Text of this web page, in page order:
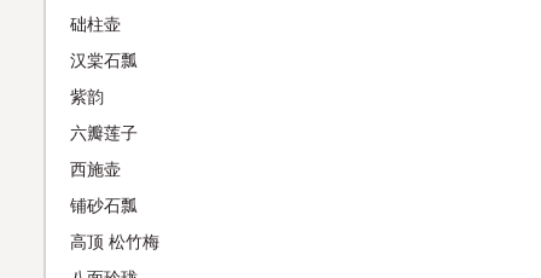
础柱壶
汉棠石瓢
紫韵
六瓣莲子
西施壶
铺砂石瓢
高顶 松竹梅